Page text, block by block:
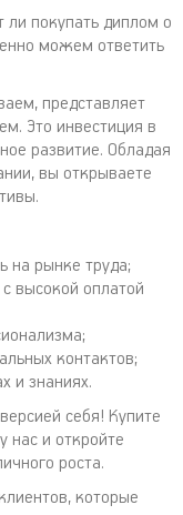
ли покупать диплом о
можем ответить
представляет
Это инвестиция в
развитие. Обладая
вы открываете
на рынке труда;
высокой оплатой
контактов;
и знаниях.
себя! Купите
нас и откройте
роста.
которые